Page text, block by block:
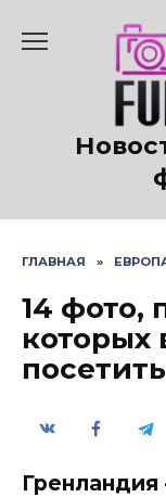
содержанию
ГЛАВНАЯ »
14 фото,
которых